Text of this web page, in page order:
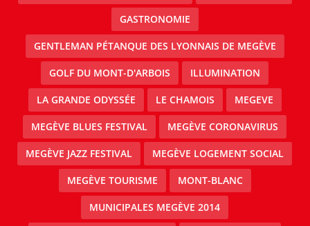
GASTRONOMIE
GENTLEMAN PÉTANQUE DES LYONNAIS DE MEGÈVE
GOLF DU MONT-D'ARBOIS ILLUMINATION
LA GRANDE ODYSSÉE LE CHAMOIS MEGEVE
MEGÈVE BLUES FESTIVAL MEGÈVE CORONAVIRUS
MEGÈVE JAZZ FESTIVAL MEGÈVE LOGEMENT SOCIAL
MEGÈVE TOURISME MONT-BLANC
MUNICIPALES MEGÈVE 2014